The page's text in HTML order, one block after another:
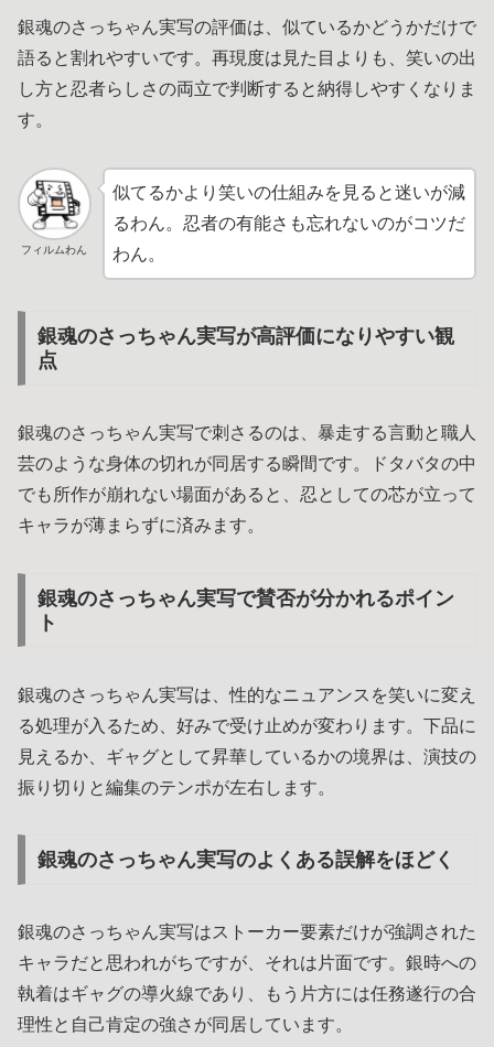
銀魂のさっちゃん実写の評価は、似ているかどうかだけで
語ると割れやすいです。再現度は見た目よりも、笑いの出
し方と忍者らしさの両立で判断すると納得しやすくなりま
す。
フィルムわん
似てるかより笑いの仕組みを見ると迷いが減
るわん。忍者の有能さも忘れないのがコツだ
わん。
銀魂のさっちゃん実写が高評価になりやすい観
点
銀魂のさっちゃん実写で刺さるのは、暴走する言動と職人
芸のような身体の切れが同居する瞬間です。ドタバタの中
でも所作が崩れない場面があると、忍としての芯が立って
キャラが薄まらずに済みます。
銀魂のさっちゃん実写で賛否が分かれるポイン
ト
銀魂のさっちゃん実写は、性的なニュアンスを笑いに変え
る処理が入るため、好みで受け止めが変わります。下品に
見えるか、ギャグとして昇華しているかの境界は、演技の
振り切りと編集のテンポが左右します。
銀魂のさっちゃん実写のよくある誤解をほどく
銀魂のさっちゃん実写はストーカー要素だけが強調された
キャラだと思われがちですが、それは片面です。銀時への
執着はギャグの導火線であり、もう片方には任務遂行の合
理性と自己肯定の強さが同居しています。